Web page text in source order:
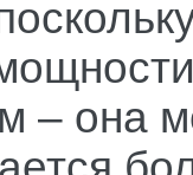
– она